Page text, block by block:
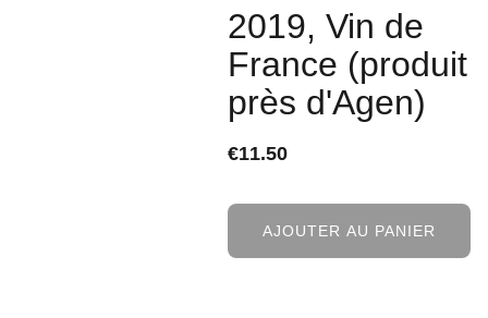
2019, Vin de
France (produit
près d'Agen)
€11.50
AJOUTER AU PANIER